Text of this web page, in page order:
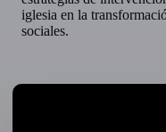
iglesia en la
sociales.